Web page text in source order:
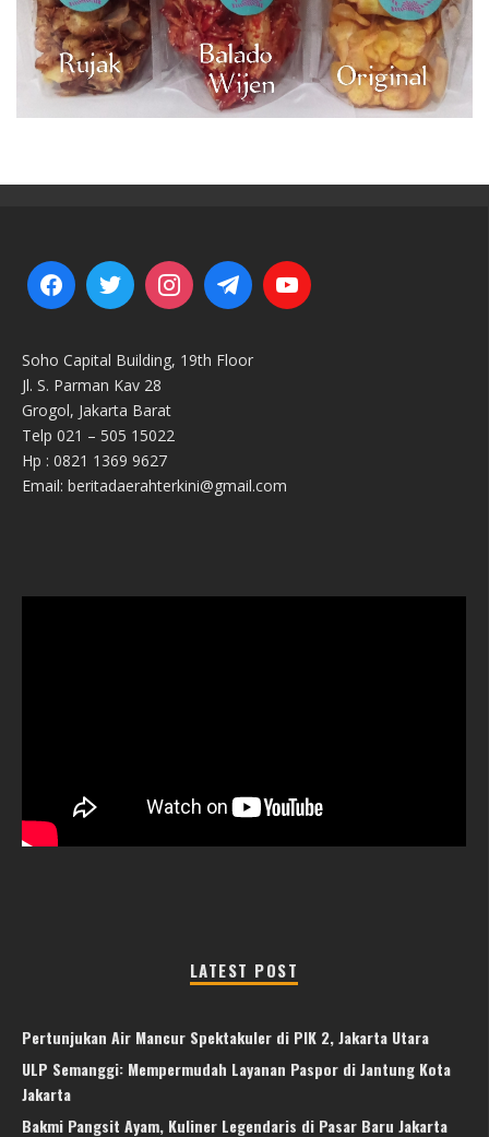
Soho Capital Building, 19th Floor
Jl. S. Parman Kav 28
Grogol, Jakarta Barat
Telp 021 – 505 15022
Hp : 0821 1369 9627
Email: beritadaerahterkini@gmail.com
LATEST POST
Pertunjukan Air Mancur Spektakuler di PIK 2, Jakarta Utara
ULP Semanggi: Mempermudah Layanan Paspor di Jantung Kota
Jakarta
Bakmi Pangsit Ayam, Kuliner Legendaris di Pasar Baru Jakarta